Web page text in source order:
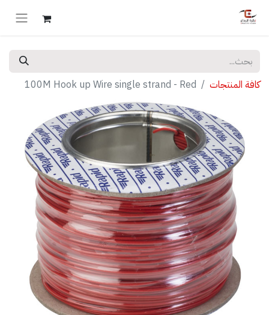
كافة المنتجات 100M Hook up Wire single strand - Red